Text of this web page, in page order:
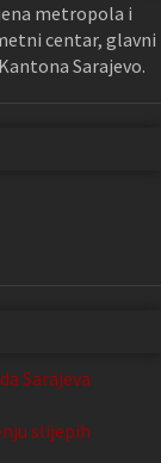
metropola i
centar, glavni
Sarajevo.
Sarajeva
slijepih